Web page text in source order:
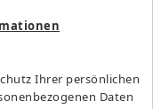
Ihrer persönlichen
Daten